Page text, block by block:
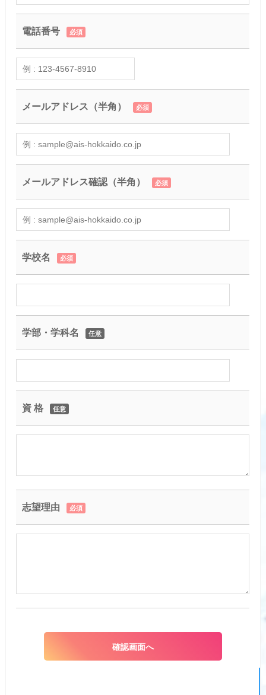
電話番号 必須
メールアドレス（半角） 必須
メールアドレス確認（半角） 必須
学校名 必須
学部・学科名 任意
資 格 任意
志望理由 必須